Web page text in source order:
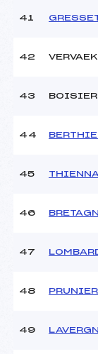
41
42
43 BOISIER
44
45
46
47
48
49